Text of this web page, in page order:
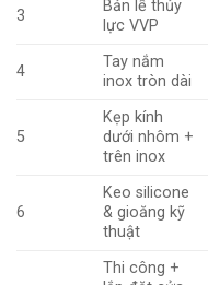
3
Bản lề thủy
lực VVP
4
Tay nắm
inox tròn dài
5
Kẹp kính
dưới nhôm +
trên inox
6
Keo silicone
& gioăng kỹ
thuật
Thi công +